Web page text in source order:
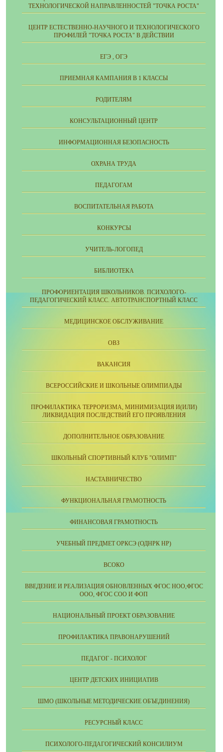
ТЕХНОЛОГИЧЕСКОЙ НАПРАВЛЕННОСТЕЙ "ТОЧКА РОСТА"
ЦЕНТР ЕСТЕСТВЕННО-НАУЧНОГО И ТЕХНОЛОГИЧЕСКОГО
ПРОФИЛЕЙ "ТОЧКА РОСТА" В ДЕЙСТВИИ
ЕГЭ , ОГЭ
ПРИЕМНАЯ КАМПАНИЯ В 1 КЛАССЫ
РОДИТЕЛЯМ
КОНСУЛЬТАЦИОННЫЙ ЦЕНТР
ИНФОРМАЦИОННАЯ БЕЗОПАСНОСТЬ
ОХРАНА ТРУДА
ПЕДАГОГАМ
ВОСПИТАТЕЛЬНАЯ РАБОТА
КОНКУРСЫ
УЧИТЕЛЬ-ЛОГОПЕД
БИБЛИОТЕКА
ПРОФОРИЕНТАЦИЯ ШКОЛЬНИКОВ. ПСИХОЛОГО-
ПЕДАГОГИЧЕСКИЙ КЛАСС. АВТОТРАНСПОРТНЫЙ КЛАСС
МЕДИЦИНСКОЕ ОБСЛУЖИВАНИЕ
ОВЗ
ВАКАНСИЯ
ВСЕРОССИЙСКИЕ И ШКОЛЬНЫЕ ОЛИМПИАДЫ
ПРОФИЛАКТИКА ТЕРРОРИЗМА, МИНИМИЗАЦИЯ И(ИЛИ)
ЛИКВИДАЦИЯ ПОСЛЕДСТВИЙ ЕГО ПРОЯВЛЕНИЯ
ДОПОЛНИТЕЛЬНОЕ ОБРАЗОВАНИЕ
ШКОЛЬНЫЙ СПОРТИВНЫЙ КЛУБ "ОЛИМП"
НАСТАВНИЧЕСТВО
ФУНКЦИОНАЛЬНАЯ ГРАМОТНОСТЬ
ФИНАНСОВАЯ ГРАМОТНОСТЬ
УЧЕБНЫЙ ПРЕДМЕТ ОРКСЭ (ОДНРК НР)
ВСОКО
ВВЕДЕНИЕ И РЕАЛИЗАЦИЯ ОБНОВЛЕННЫХ ФГОС НОО,ФГОС
ООО, ФГОС СОО И ФОП
НАЦИОНАЛЬНЫЙ ПРОЕКТ ОБРАЗОВАНИЕ
ПРОФИЛАКТИКА ПРАВОНАРУШЕНИЙ
ПЕДАГОГ - ПСИХОЛОГ
ЦЕНТР ДЕТСКИХ ИНИЦИАТИВ
ШМО (ШКОЛЬНЫЕ МЕТОДИЧЕСКИЕ ОБЪЕДИНЕНИЯ)
РЕСУРСНЫЙ КЛАСС
ПСИХОЛОГО-ПЕДАГОГИЧЕСКИЙ КОНСИЛИУМ